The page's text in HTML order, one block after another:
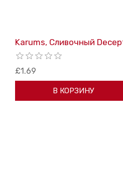
Karums, Cливочный
£1.69
В КОРЗИНУ